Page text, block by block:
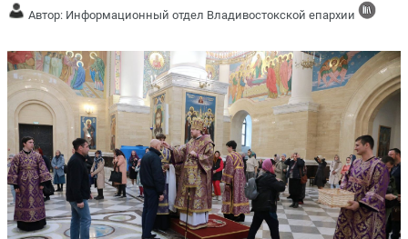
Автор: Информационный отдел Владивостокской епархии